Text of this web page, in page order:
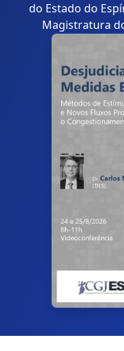
do Estado do
Magistratura